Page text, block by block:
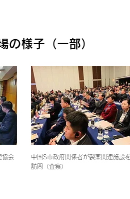
の様子（一部）
協会
中国S市政府関係者が製薬関連施設を
訪問（査察）